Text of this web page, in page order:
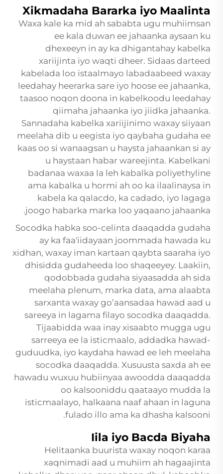
Xikmadaha Bararka iyo Maalinta
Waxa kale ka mid ah sababta ugu muhiimsan
ee kala duwan ee jahaanka aysaan ku
dhexeeyn in ay ka dhigantahay kabelka
xariijinta iyo waqti dheer. Sidaas darteed
kabelada loo istaalmayo labadaabeed waxay
leedahay heerarka sare iyo hoose ee jahaanka,
taasoo noqon doona in kabelkoodu leedahay
qiimaha jahaanka iyo jiidka jahaanka.
Sannadaha kabelka xariijinimo waxay siiyaan
meelaha dib u eegista iyo qaybaha gudaha ee
kaas oo si wanaagsan u haysta jahaankan si ay
u haystaan habar wareejinta. Kabelkani
badanaa waxaa la leh kabalka poliyethyline
ama kabalka u hormi ah oo ka ilaalinaysa in
kabela ka qalacdo, ka cadado, iyo lagaga
joogo habarka marka loo yaqaano jahaanka.
Socodka habka soo-celinta daaqadda gudaha
ay ka faa'iidayaan joommada hawada ku
xidhan, waxay iman kartaan qaybta saaraha iyo
dhisidda gudaheeda loo shaqeeyey. Laakiin,
qodobbada gudaha siyaasadda ah sida
meelaha plenum, marka data, ama alaabta
sarxanta waxay go’aansadaa hawad aad u
sareeya in lagama filayo socodka daaqadda.
Tijaabidda waa inay xisaabto mugga ugu
sarreeya ee la isticmaalo, addadka hawad-
guduudka, iyo kaydaha hawad ee leh meelaha
socodka daaqadda. Xusuusta saxda ah ee
hawadu wuxuu hubiinyaa awoodda daaqadda
oo kalsooniddu qaataayo mudda la
isticmaalayo, halkaana naaf ahaan in laguna
fulado illo ama ka dhasha kalsooni.
Iila iyo Bacda Biyaha
Helitaanka buurista waxay noqon karaa
xaqnimadi aad u muhiim ah hagaajinta